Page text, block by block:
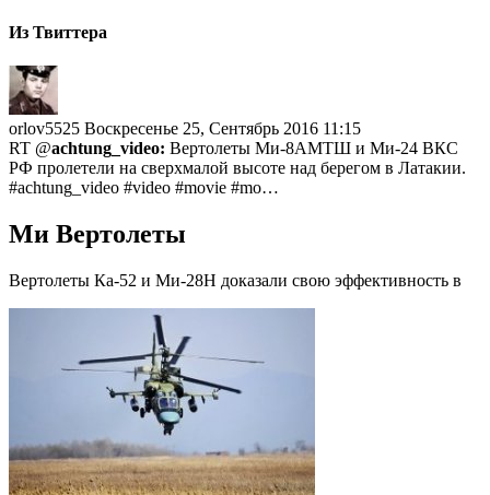
Из Твиттера
orlov5525 Воскресенье 25, Сентябрь 2016 11:15
RT @achtung_video: Вертолеты Ми-8АМТШ и Ми-24 ВКС
РФ пролетели на сверхмалой высоте над берегом в Латакии.
#achtung_video #video #movie #mo…
Ми Вертолеты
Вертолеты Ка-52 и Ми-28Н доказали свою эффективность в